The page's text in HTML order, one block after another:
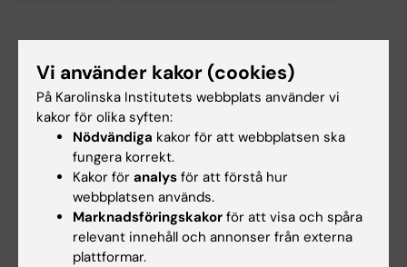
Anna Björklund 2023-01-25
Mer om det här ämnet
Vi använder kakor (cookies)
På Karolinska Institutets webbplats använder vi
kakor för olika syften:
Nödvändiga kakor för att webbplatsen ska
fungera korrekt.
Kakor för analys för att förstå hur
webbplatsen används.
Marknadsföringskakor för att visa och spåra
relevant innehåll och annonser från externa
plattformar.